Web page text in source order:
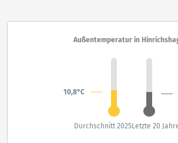
Außentemperatur in
10,8°C
Durchschnitt 2025Letzte 20